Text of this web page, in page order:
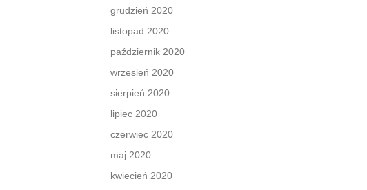
grudzień 2020
listopad 2020
październik 2020
wrzesień 2020
sierpień 2020
lipiec 2020
czerwiec 2020
maj 2020
kwiecień 2020